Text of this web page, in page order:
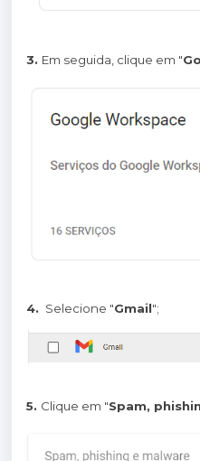
3. Em seguida, clique em "
4. Selecione "Gmail";
5. Clique em "Spam,